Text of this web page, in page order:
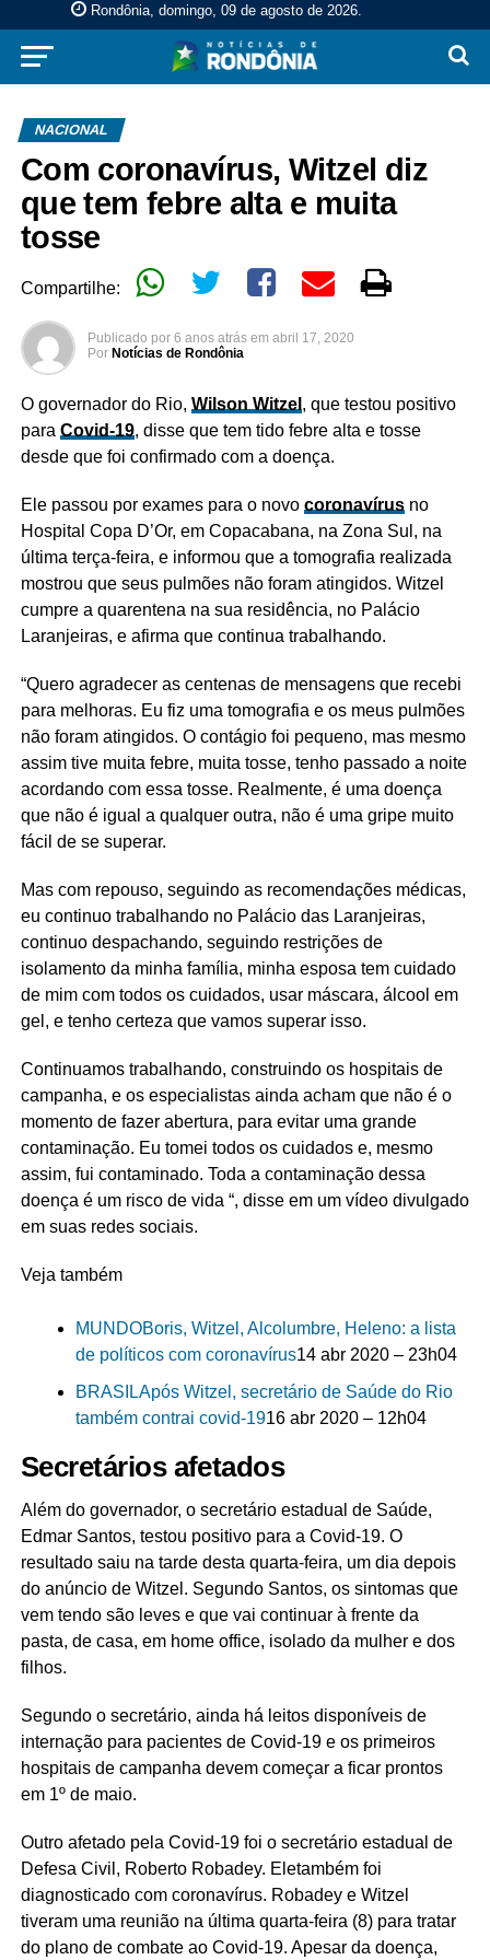
Rondônia, domingo, 09 de agosto de 2026.
NACIONAL
Com coronavírus, Witzel diz
que tem febre alta e muita
tosse
Compartilhe:
Publicado por 6 anos atrás em abril 17, 2020
Por Notícias de Rondônia
O governador do Rio, Wilson Witzel , que testou positivo
para Covid-19, disse que tem tido febre alta e tosse
desde que foi confirmado com a doença.
Ele passou por exames para o novo coronavírusno
Hospital Copa D’Or, em Copacabana, na Zona Sul, na
última terça-feira, e informou que a tomografia realizada
mostrou que seus pulmões não foram atingidos. Witzel
cumpre a quarentena na sua residência, no Palácio
Laranjeiras, e afirma que continua trabalhando.
“Quero agradecer as centenas de mensagens que recebi
para melhoras. Eu fiz uma tomografia e os meus pulmões
não foram atingidos. O contágio foi pequeno, mas mesmo
assim tive muita febre, muita tosse, tenho passado a noite
acordando com essa tosse. Realmente, é uma doença
que não é igual a qualquer outra, não é uma gripe muito
fácil de se superar.
Mas com repouso, seguindo as recomendações médicas,
eu continuo trabalhando no Palácio das Laranjeiras,
continuo despachando, seguindo restrições de
isolamento da minha família, minha esposa tem cuidado
de mim com todos os cuidados, usar máscara, álcool em
gel, e tenho certeza que vamos superar isso.
Continuamos trabalhando, construindo os hospitais de
campanha, e os especialistas ainda acham que não é o
momento de fazer abertura, para evitar uma grande
contaminação. Eu tomei todos os cuidados e, mesmo
assim, fui contaminado. Toda a contaminação dessa
doença é um risco de vida “, disse em um vídeo divulgado
em suas redes sociais.
Veja também
MUNDOBoris, Witzel, Alcolumbre, Heleno: a lista
de políticos com coronavírus14 abr 2020 – 23h04
BRASILApós Witzel, secretário de Saúde do Rio
também contrai covid-1916 abr 2020 – 12h04
Secretários afetados
Além do governador, o secretário estadual de Saúde,
Edmar Santos, testou positivo para a Covid-19. O
resultado saiu na tarde desta quarta-feira, um dia depois
do anúncio de Witzel. Segundo Santos, os sintomas que
vem tendo são leves e que vai continuar à frente da
pasta, de casa, em home office, isolado da mulher e dos
filhos.
Segundo o secretário, ainda há leitos disponíveis de
internação para pacientes de Covid-19 e os primeiros
hospitais de campanha devem começar a ficar prontos
em 1º de maio.
Outro afetado pela Covid-19 foi o secretário estadual de
Defesa Civil, Roberto Robadey. Eletambém foi
diagnosticado com coronavírus. Robadey e Witzel
tiveram uma reunião na última quarta-feira (8) para tratar
do plano de combate ao Covid-19. Apesar da doença,